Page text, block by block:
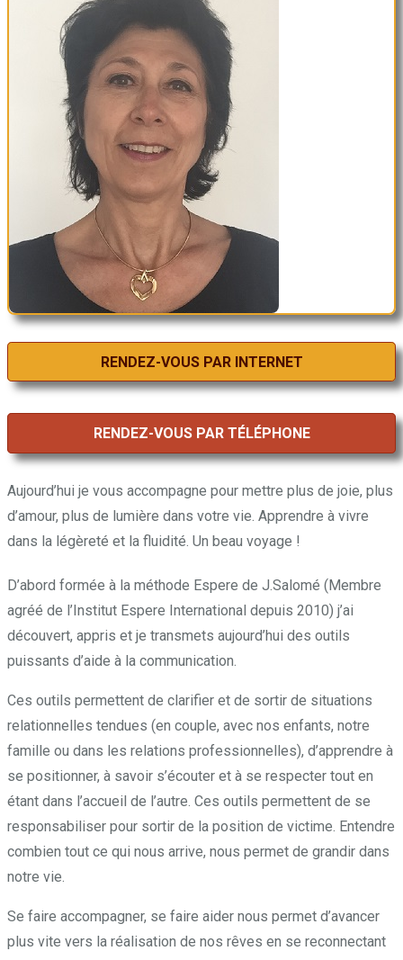
RENDEZ-VOUS PAR INTERNET
RENDEZ-VOUS PAR TÉLÉPHONE
Aujourd’hui je vous accompagne pour mettre plus de joie, plus
d’amour, plus de lumière dans votre vie. Apprendre à vivre
dans la légèreté et la fluidité. Un beau voyage !
D’abord formée à la méthode Espere de J.Salomé (Membre
agréé de l’Institut Espere International depuis 2010) j’ai
découvert, appris et je transmets aujourd’hui des outils
puissants d’aide à la communication.
Ces outils permettent de clarifier et de sortir de situations
relationnelles tendues (en couple, avec nos enfants, notre
famille ou dans les relations professionnelles), d’apprendre à
se positionner, à savoir s’écouter et à se respecter tout en
étant dans l’accueil de l’autre. Ces outils permettent de se
responsabiliser pour sortir de la position de victime. Entendre
combien tout ce qui nous arrive, nous permet de grandir dans
notre vie.
Se faire accompagner, se faire aider nous permet d’avancer
plus vite vers la réalisation de nos rêves en se reconnectant